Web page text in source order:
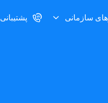
سازمانی پشتیبانی ۲۴/۷